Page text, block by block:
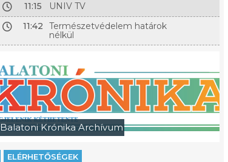
11:15
UNIV TV
11:42
Természetvédelem határok
nélkül
Balatoni Krónika Archívum
ELÉRHETŐSÉGEK